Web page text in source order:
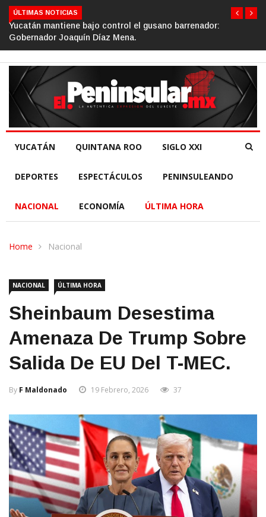
ÚLTIMAS NOTICIAS
barrenador:
Gino Segura impulsa el turismo
de la República.
YUCATÁN QUINTANA ROO SIGLO XXI
DEPORTES ESPECTÁCULOS PENINSULEANDO
NACIONAL ECONOMÍA ÚLTIMA HORA
Home Nacional
NACIONAL ÚLTIMA HORA
Sheinbaum Desestima
Amenaza De Trump Sobre
Salida De EU Del T-MEC.
By F Maldonado 19 Febrero, 2026 37